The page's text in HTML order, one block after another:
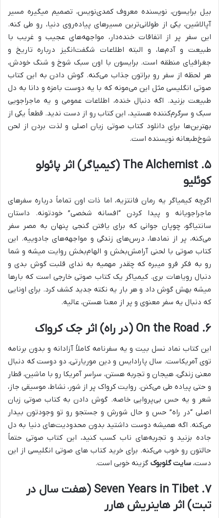
بیل برایسون، نویسنده معروف کمدی‌نویس، تصمیم میگیره مسیر
آپالاشین، یکی از طولانی‌ترین مسیرهای پیاده‌روی دنیا، رو طی کنه.
این سفر پر از اتفاقات خنده‌دار، مواجهه‌های عجیب و غریب با
طبیعت و آدم‌ها، و البته اطلاعات شگفت‌انگیز درباره تاریخ و
جغرافیای منطقه است. برایسون با اون سبک شوخ و شنگ خودش،
هر لحظه از سفر رو براتون جذاب می‌کنه. گوش دادن به این کتاب
صوتی انگلیسی مثل این می‌مونه که با یه دوست بامزه و دانا به دل
طبیعت بزنید. اگه دنبال خنده، اطلاعات عمومی و یه ماجراجویی
سبک و سرگرم‌کننده هستید، این کتاب رو از دست ندید. قطعاً یکی از
بهترین‌ها برای دانلود کتاب صوتی زبان اصلی و لذت بردن از لحن
شوخ‌طبعانه نویسنده است.
۵. The Alchemist (کیمیاگر) اثر پائولو
کوئلیو
اگرچه کیمیاگر یه رمان فانتزیه، اما ذات اون تماماً درباره سفرهای
ماجراجویانه و پیدا کردن “افسانه شخصی” خودتونه. داستان
سانتیاگو، چوپان جوانی که برای یافتن گنجی پنهان به مصر سفر
می‌کنه، پر از نمادها، درس‌های زندگی و مواجهه‌های جادوییه. این
کتاب صوتی با لحنی آرامش‌بخش و الهام‌بخش روایت میشه و شما
رو به فکر فرو میبره که چقدر مهمیه به ندای قلبت گوش بدی و
دنبال رویاهات بری. کیمیاگر یک کتاب صوتی خارجی است که بارها
میشه بهش گوش داد و هر بار یه نکته جدید کشف کرد. برای اونایی
که دنبال یه سفر معنوی و پر از معنا هستن، عالیه.
۶. On the Road (در راه) اثر جک کرواک
این کتاب نماد نسل بیت و یه سفرنامه کاملاً آزادانه و بدون برنامه
توی آمریکاست. سال پارادایس و دین موریارتی، دو دوست که دنبال
معنی زندگی، هیجان و تجربه هستن، سراسر آمریکا رو با ماشین، قطار
و حتی پیاده طی می‌کنن. روایت کرواک پر از شور، نشاط، موسیقی جاز،
شعر و یه حس بی‌پروایی خاصه. گوش دادن به کتاب صوتی زبان
اصلی “در راه” حس و حال شورش و جستجو رو تو وجودتون بیدار
می‌کنه. اگه همیشه دوست داشتید بدون محدودیت‌های دنیا به دل
جاده بزنید و تجربه‌های ناب کسب کنید، این کتاب صوتی حتماً
حالتون رو خوب می‌کنه. برای خرید کتاب های صوتی انگلیسی از این
دست، سایت گلوبوک گزینه خوبی است.
۷. Seven Years in Tibet (هفت سال در
تبت) اثر هاینریش هارر